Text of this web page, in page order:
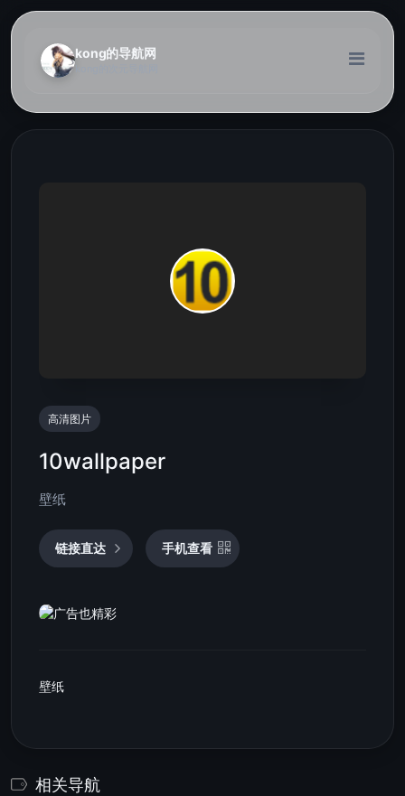
kong的导航网
高清图片
10wallpaper
壁纸
链接直达 手机查看
壁纸
相关导航